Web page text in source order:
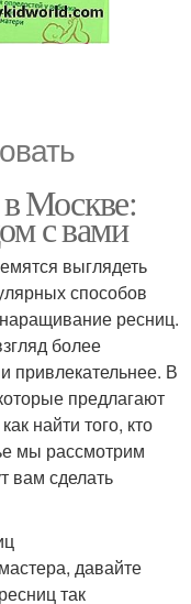
Москве:
с вами
выглядеть
способов
ресниц.
более
привлекательнее. В
предлагают
найти того, кто
мы рассмотрим
вам сделать
давайте
так